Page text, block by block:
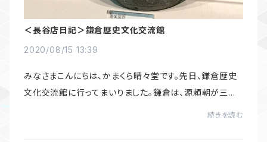
＜長谷店日記＞鎌倉歴史文化交流館
2020/08/15 13:39
みなさまこんにちは、かまくら晴々堂です。先日、鎌倉歴史
文化交流館に行ってまいりました。鎌倉は、源頼朝が三方
続きを読む